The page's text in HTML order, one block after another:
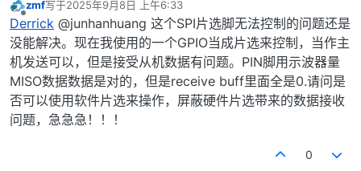
离线
zmf写于2025年9月8日 上午6:33
最后由 编辑
Derrick @junhanhuang 这个SPI片选脚无法控制的问题还是
没能解决。现在我使用的一个GPIO当成片选来控制，当作主
机发送可以，但是接受从机数据有问题。PIN脚用示波器量
MISO数据数据是对的，但是receive buff里面全是0.请问是
否可以使用软件片选来操作，屏蔽硬件片选带来的数据接收
问题，急急急！！！
0